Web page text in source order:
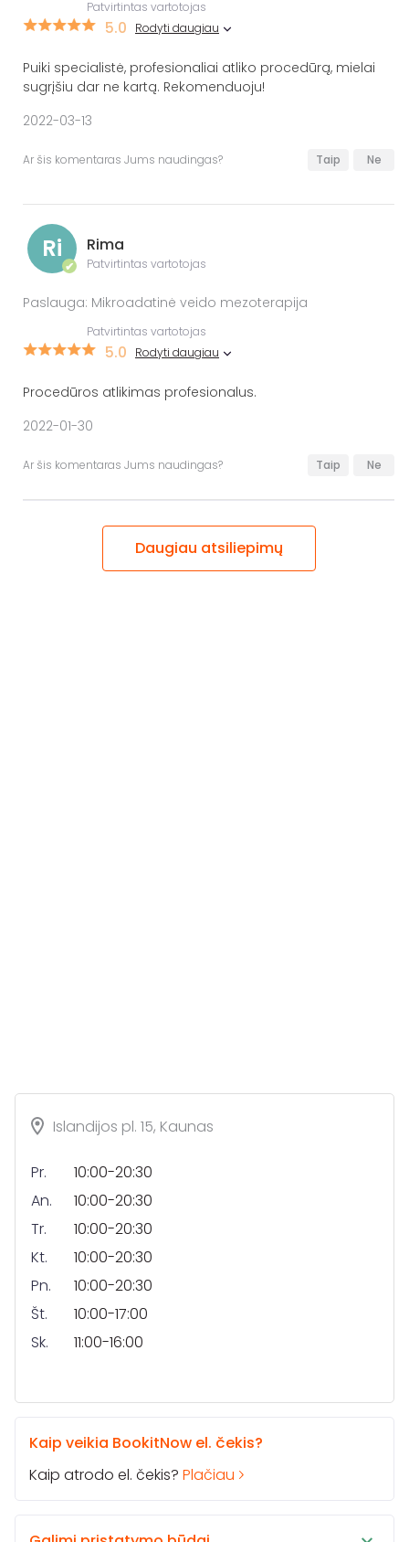
Patvirtintas vartotojas
5.0 Rodyti daugiau
Puiki specialistė, profesionaliai atliko procedūrą, mielai
sugrįšiu dar ne kartą. Rekomenduoju!
2022-03-13
Ar šis komentaras Jums naudingas? Taip Ne
Ri
✔
Rima
Patvirtintas vartotojas
Paslauga: Mikroadatinė veido mezoterapija
Patvirtintas vartotojas
5.0 Rodyti daugiau
Procedūros atlikimas profesionalus.
2022-01-30
Ar šis komentaras Jums naudingas? Taip Ne
Daugiau atsiliepimų
Islandijos pl. 15, Kaunas
Pr.
10:00-20:30
An.
10:00-20:30
Tr.
10:00-20:30
Kt.
10:00-20:30
Pn.
10:00-20:30
Št.
10:00-17:00
Sk.
11:00-16:00
Kaip veikia BookitNow el. čekis?
Kaip atrodo el. čekis? Plačiau